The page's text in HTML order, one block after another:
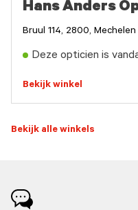
Hans Anders
Bruul 114, 2800, Mechelen
Deze opticien is
Bekijk winkel
Bekijk alle winkels